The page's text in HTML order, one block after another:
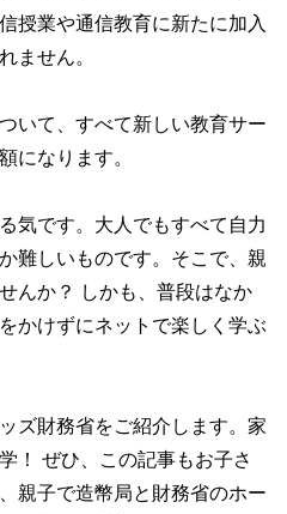
授業や通信教育に新たに加入
ません。
いて、すべて新しい教育サー
になります。
気です。大人でもすべて自力
難しいものです。そこで、親
んか？ しかも、普段はなか
かけずにネットで楽しく学ぶ
ズ財務省をご紹介します。家
！ ぜひ、この記事もお子さ
親子で造幣局と財務省のホー